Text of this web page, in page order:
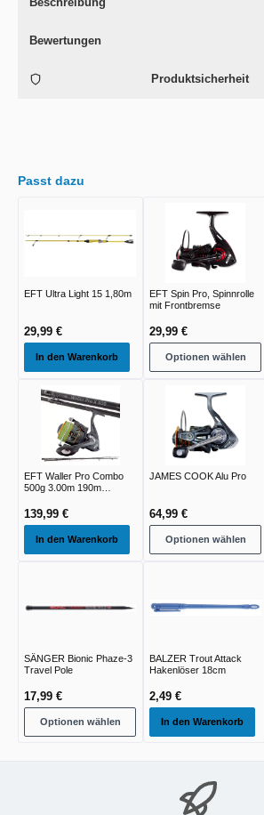
Bewertungen
Produktsicherheit
Passt dazu
EFT Ultra Light 15 1,80m
29,99 €
In den Warenkorb
EFT Spin Pro, Spinnrolle
mit Frontbremse
29,99 €
Optionen wählen
EFT Waller Pro Combo
500g 3.00m 190m
139,99 €
In den Warenkorb
JAMES COOK Alu Pro
64,99 €
Optionen wählen
SÄNGER Bionic Phaze-3
Travel Pole
17,99 €
Optionen wählen
BALZER Trout Attack
Hakenlöser 18cm
2,49 €
In den Warenkorb